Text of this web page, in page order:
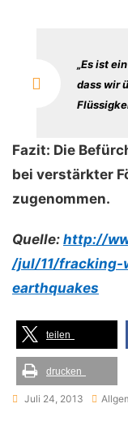
„Es ist
dass wir
Fazit: Die
bei verstärkter
zugenommen.
Quelle: http://
/jul/11/fracking-
earthquakes
teilen
drucken
Juli 24, 2013